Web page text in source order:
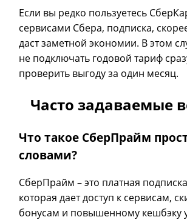
Если вы редко пользуетесь
сервисами Сбера, подписка,
даст заметной экономии. В этом
не подключать годовой тариф
проверить выгоду за один месяц.
Часто задаваемые
Что такое СберПрайм
словами?
СберПрайм–это платная
которая дает доступ к сервисам,
бонусам и повышенному кешбэку